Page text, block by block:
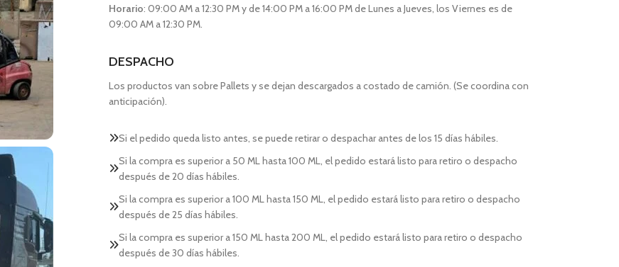
Horario: 09:00 AM a 12:30 PM y de 14:00 PM a 16:00 PM de Lunes a Jueves, los Viernes es de
09:00 AM a 12:30 PM.
DESPACHO
Los productos van sobre Pallets y se dejan descargados a costado de camión. (Se coordina con
anticipación).
Si el pedido queda listo antes, se puede retirar o despachar antes de los 15 días hábiles.
Si la compra es superior a 50 ML hasta 100 ML, el pedido estará listo para retiro o despacho
después de 20 días hábiles.
Si la compra es superior a 100 ML hasta 150 ML, el pedido estará listo para retiro o despacho
después de 25 días hábiles.
Si la compra es superior a 150 ML hasta 200 ML, el pedido estará listo para retiro o despacho
después de 30 días hábiles.